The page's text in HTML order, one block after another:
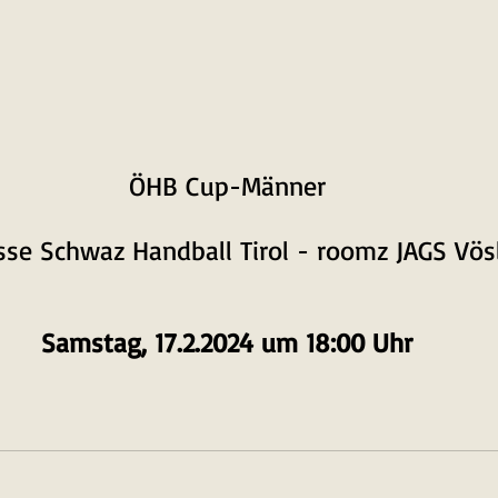
ÖHB Cup-Männer
Schwaz Handball Tirol - roomz JAGS
Samstag, 17.2.2024 um 18:00 Uhr